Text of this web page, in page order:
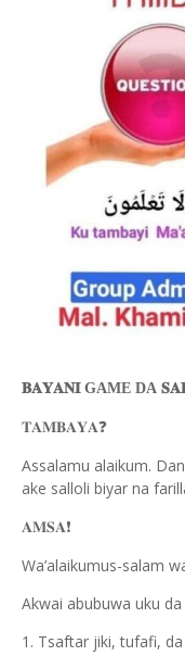
𝐁𝐀𝐘𝐀𝐍𝐈 GAME DA
𝐓𝐀𝐌𝐁𝐀𝐘𝐀❓
Assalamu alaikum.
ake salloli biyar na
𝐀𝐌𝐒𝐀❗️
Wa’alaikumus-salam
Akwai abubuwa uku
1. Tsaftar jiki, tufafi,